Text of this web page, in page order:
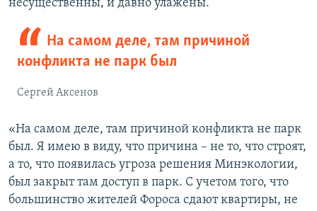
несущественны, и давно улажены.
На самом деле, там причиной
конфликта не парк был
Сергей Аксенов
«На самом деле, там причиной конфликта не парк
был. Я имею в виду, что причина – не то, что строят,
а то, что появилась угроза решения Минэкологии,
был закрыт там доступ в парк. С учетом того, что
большинство жителей Фороса сдают квартиры, не